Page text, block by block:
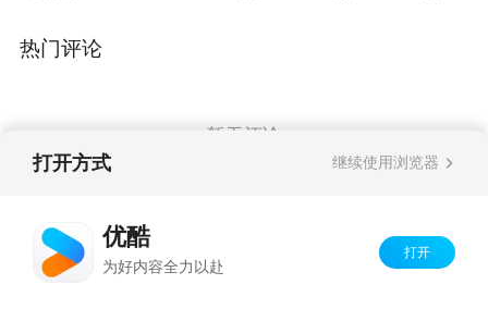
热门评论
暂无评论
打开方式 继续使用浏览器
优酷
为好内容全力以赴
打开